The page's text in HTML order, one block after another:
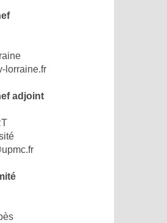
lorraine.fr
adjoint